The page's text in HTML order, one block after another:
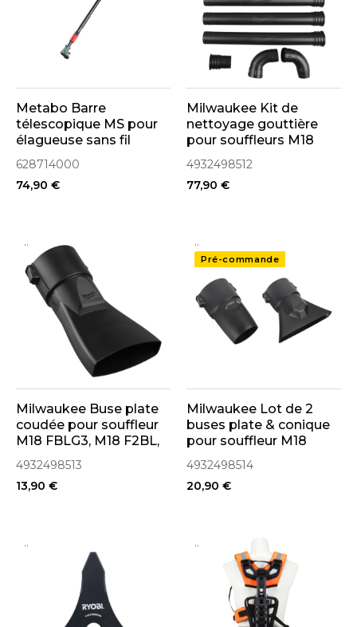
Metabo Barre
télescopique MS pour
élagueuse sans fil
(628714000)
628714000
74,90 €
Milwaukee Kit de
nettoyage gouttière
pour souffleurs M18
FBLG3 & M18 F2BL
(4932498512)
4932498512
77,90 €
..
Milwaukee Buse plate
coudée pour souffleur
M18 FBLG3, M18 F2BL,
M18 F2BPB, M18 FOPH-
BA (4932498513)
4932498513
13,90 €
..
Pré-commande
Milwaukee Lot de 2
buses plate & conique
pour souffleur M18
FBLG3, M18 F2BL, M18
F2BPB (4932498514)
4932498514
20,90 €
.. ..